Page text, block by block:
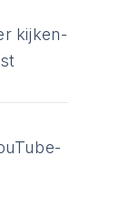
kijken-